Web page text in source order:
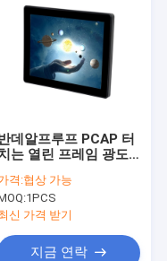
데알프루프 PCAP 터
는 열린 프레임 광도
격:협상 가능
1PCS
신 가격 받기
지금 연락